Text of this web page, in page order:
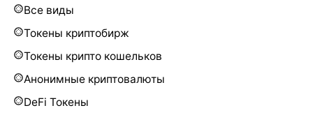
Все виды
Токены криптобирж
Токены крипто кошельков
Анонимные криптовалюты
DeFi Токены